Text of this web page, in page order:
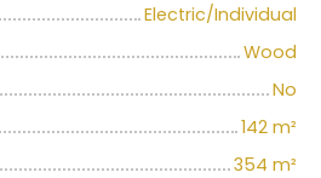
Electric/Individual
Wood
No
142 m²
354 m²